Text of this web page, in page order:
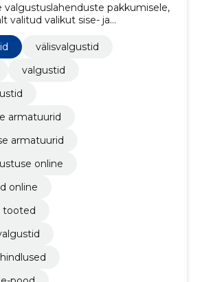
valgustuslahenduste pakkumisele,
valitud valikut sise- ja
välisvalgustid
valgustid
armatuurid
armatuurid
online
online
tooted